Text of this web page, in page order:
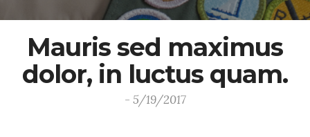
Mauris sed maximus
dolor, in luctus quam.
- 5/19/2017